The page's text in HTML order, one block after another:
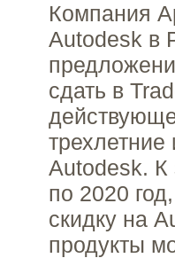
Компания
Autodesk в
сдать в
Autodesk. К
по 2020
скидку на
продукты